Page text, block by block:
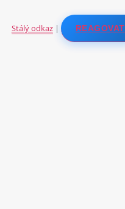
Stálý odkaz| REAGOVAT